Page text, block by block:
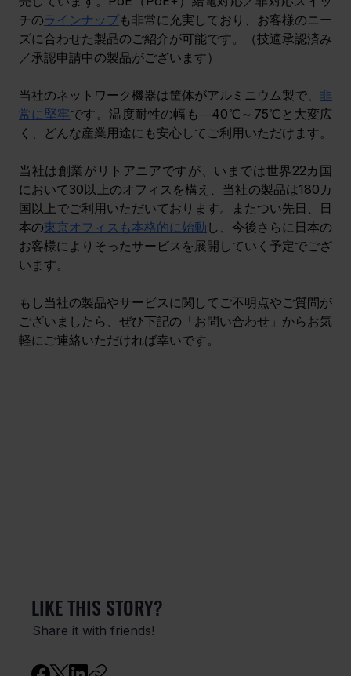
チのラインナップも非常に充実しており、お客様のニー
ズに合わせた製品のご紹介が可能です。（技適承認済み
／承認申請中の製品がございます）
当社のネットワーク機器は筐体がアルミニウム製で、 非
常に堅牢です。温度耐性の幅も―40℃～75℃と大変広
く、どんな産業用途にも安心してご利用いただけます。
当社は創業がリトアニアですが、いまでは世界22カ国
において30以上のオフィスを構え、当社の製品は180カ
国以上でご利用いただいております。またつい先日、日
本の東京オフィスも本格的に始動 し、今後さらに日本の
お客様によりそったサービスを展開していく予定でござ
います。
もし当社の製品やサービスに関してご不明点やご質問が
ございましたら、ぜひ下記の「お問い合わせ」からお気
軽にご連絡いただければ幸いです。
LIKE THIS STORY?
Share it with friends!